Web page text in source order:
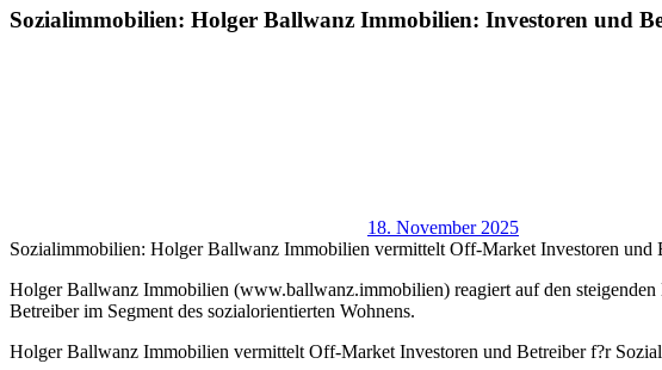
Sozialimmobilien: Holger Ballwanz Immobilien: Investoren und
18. November 2025
Sozialimmobilien: Holger Ballwanz Immobilien vermittelt Off-Market Investoren und
Holger Ballwanz Immobilien (www.ballwanz.immobilien) reagiert auf den
Betreiber im Segment des sozialorientierten Wohnens.
Holger Ballwanz Immobilien vermittelt Off-Market Investoren und Betreiber f?r